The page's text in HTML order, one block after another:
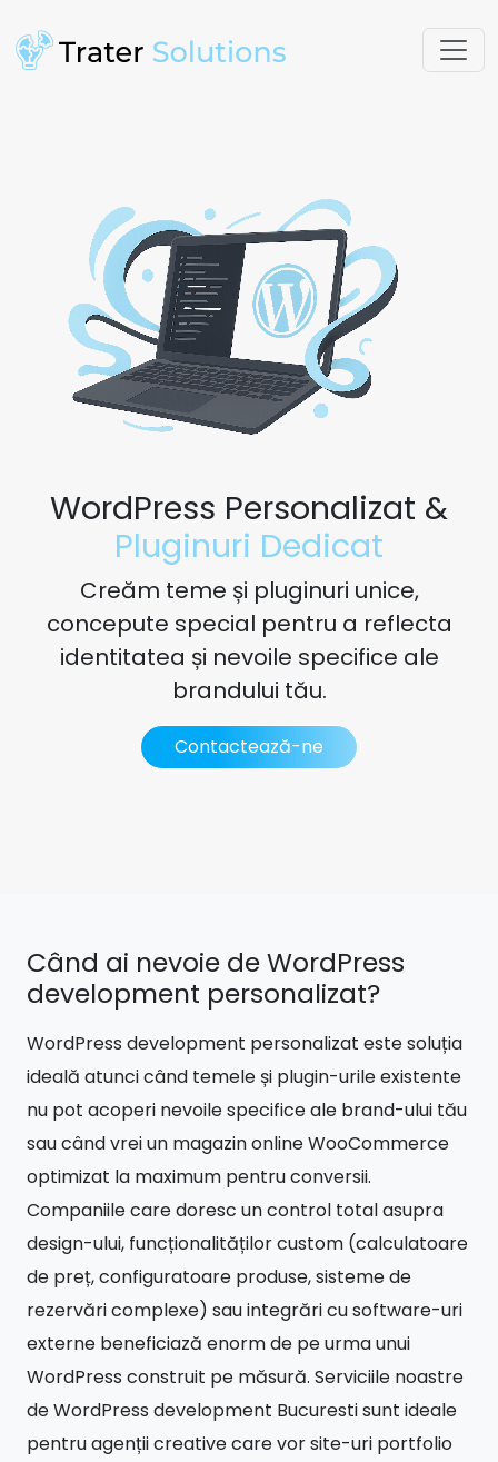
WordPress Personalizat &Pl
Creăm teme și pluginuri unice,
concepute special pentru a reflecta
identitatea și nevoile specifice ale
brandului tău.
development personalizat?
WordPress development personalizat este soluția
ideală atunci când temele și plugin-urile existente
nu pot acoperi nevoile specifice ale brand-ului tău
sau când vrei un magazin online WooCommerce
optimizat la maximum pentru conversii.
Companiile care doresc un control total asupra
design-ului, funcționalităților custom (calculatoare
de preț, configuratoare produse, sisteme de
rezervări complexe) sau integrări cu software-uri
externe beneficiază enorm de pe urma unui
WordPress construit pe măsură. Serviciile noastre
de WordPress development Bucuresti sunt ideale
pentru agenții creative care vor site-uri portfolio
unice, pentru magazine online care au nevoie de